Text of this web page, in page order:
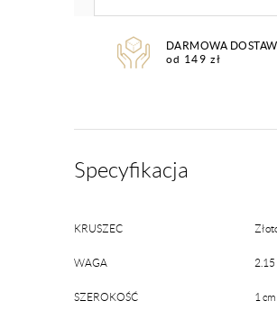
DARMOWA
od 149 zł
Specyfikacja
KRUSZEC
WAGA 2.15
SZEROKOŚĆ 1 cm